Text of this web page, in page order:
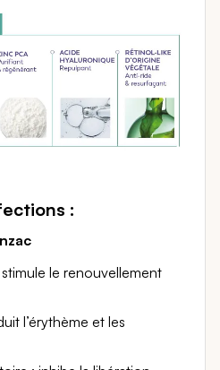
:
le renouvellement
l’érythème et les